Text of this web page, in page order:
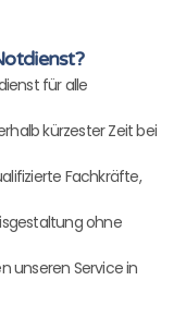
für alle
kürzester Zeit bei
Fachkräfte,
ohne
unseren Service in